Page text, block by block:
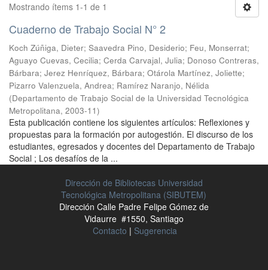
Mostrando ítems 1-1 de 1
Cuaderno de Trabajo Social N° 2
Koch Zúñiga, Dieter; Saavedra Pino, Desiderio; Feu, Monserrat;
Aguayo Cuevas, Cecilia; Cerda Carvajal, Julia; Donoso Contreras,
Bárbara; Jerez Henríquez, Bárbara; Otárola Martínez, Joliette;
Pizarro Valenzuela, Andrea; Ramírez Naranjo, Nélida
(Departamento de Trabajo Social de la Universidad Tecnológica
Metropolitana, 2003-11)
Esta publicación contiene los siguientes artículos: Reflexiones y
propuestas para la formación por autogestión. El discurso de los
estudiantes, egresados y docentes del Departamento de Trabajo
Social ; Los desafíos de la ...
Dirección de Bibliotecas Universidad
Tecnológica Metropolitana (SIBUTEM)
Dirección Calle Padre Felipe Gómez de
Vidaurre #1550, Santiago
Contacto | Sugerencia